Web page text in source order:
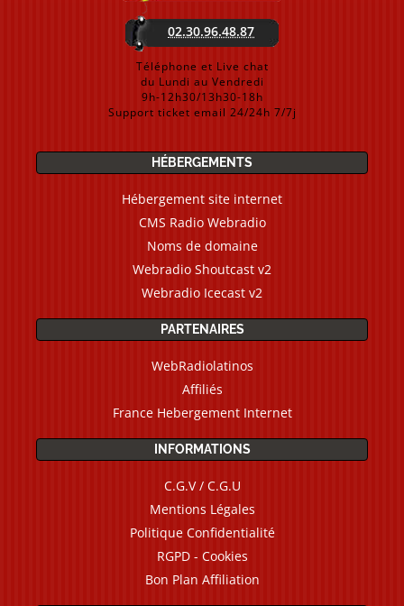
02.30.96.48.87
Téléphone et Live chat
du Lundi au Vendredi
9h-12h30/13h30-18h
Support ticket email 24/24h 7/7j
HÉBERGEMENTS
Hébergement site internet
CMS Radio Webradio
Noms de domaine
Webradio Shoutcast v2
Webradio Icecast v2
PARTENAIRES
WebRadiolatinos
Affiliés
France Hebergement Internet
INFORMATIONS
C.G.V / C.G.U
Mentions Légales
Politique Confidentialité
RGPD - Cookies
Bon Plan Affiliation